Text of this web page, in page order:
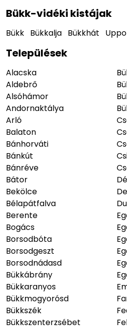
Bükk-vidéki kistájak
Bükk Bükkalja Bükkhát
Települések
Alacska
Aldebrő
Alsóhámor
Andornaktálya
Arló
Balaton
Bánhorváti
Bánkút
Bánréve
Bátor
Bekölce
Bélapátfalva
Berente
Bogács
Borsodbóta
Borsodgeszt
Borsodnádasd
Bükkábrány
Bükkaranyos
Bükkmogyorósd
Bükkszék
Bükkszenterzsébet